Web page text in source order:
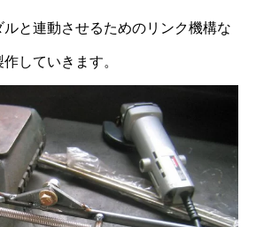
と連動させるためのリンク機構な
していきます。